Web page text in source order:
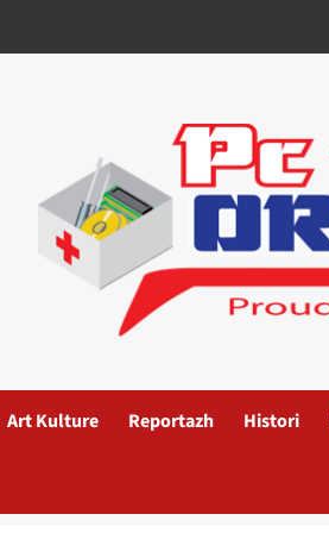
Art Kulture Reportazh Histori